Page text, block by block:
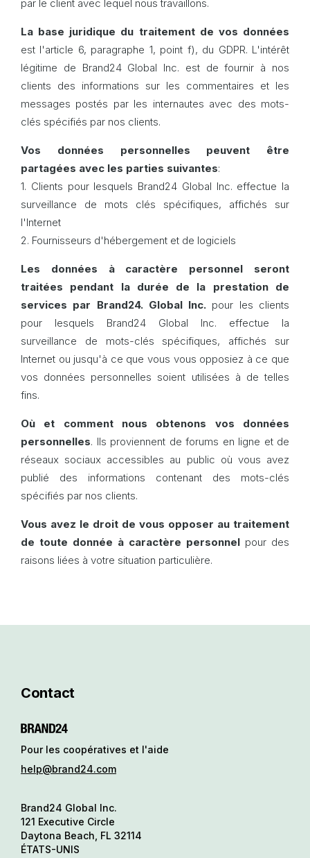
par le client avec lequel nous travaillons.
La base juridique du traitement de vos données
est l'article 6, paragraphe 1, point f), du GDPR. L'intérêt
légitime de Brand24 Global Inc. est de fournir à nos
clients des informations sur les commentaires et les
messages postés par les internautes avec des mots-
clés spécifiés par nos clients.
Vos données personnelles peuvent être
partagées avec les parties suivantes:
1. Clients pour lesquels Brand24 Global Inc. effectue la
surveillance de mots clés spécifiques, affichés sur
l'Internet
2. Fournisseurs d'hébergement et de logiciels
Les données à caractère personnel seront
traitées pendant la durée de la prestation de
services par Brand24. Global Inc. pour les clients
pour lesquels Brand24 Global Inc. effectue la
surveillance de mots-clés spécifiques, affichés sur
Internet ou jusqu'à ce que vous vous opposiez à ce que
vos données personnelles soient utilisées à de telles
fins.
Où et comment nous obtenons vos données
personnelles. Ils proviennent de forums en ligne et de
réseaux sociaux accessibles au public où vous avez
publié des informations contenant des mots-clés
spécifiés par nos clients.
Vous avez le droit de vous opposer au traitement
de toute donnée à caractère personnel pour des
raisons liées à votre situation particulière.
Contact
Pour les coopératives et l'aide
help@brand24.com
Brand24 Global Inc.
121 Executive Circle
Daytona Beach, FL 32114
ÉTATS-UNIS